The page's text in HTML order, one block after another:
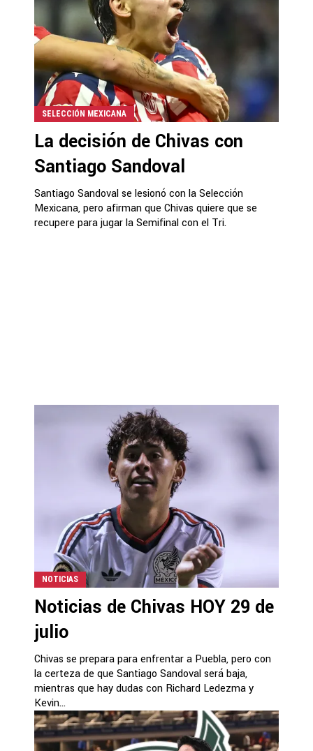
SELECCIÓN MEXICANA
La decisión de Chivas con
Santiago Sandoval
Santiago Sandoval se lesionó con la Selección
Mexicana, pero afirman que Chivas quiere que se
recupere para jugar la Semifinal con el Tri.
NOTICIAS
Noticias de Chivas HOY 29 de
julio
Chivas se prepara para enfrentar a Puebla, pero con
la certeza de que Santiago Sandoval será baja,
mientras que hay dudas con Richard Ledezma y
Kevin...